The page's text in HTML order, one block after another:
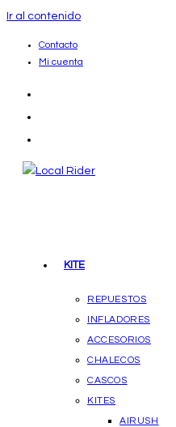
Ir al contenido
Contacto
Mi cuenta
KITE
REPUESTOS
INFLADORES
ACCESORIOS
CHALECOS
CASCOS
KITES
AIRUSH